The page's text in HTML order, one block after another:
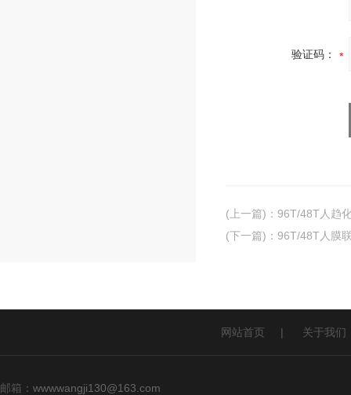
验证码：
(上一篇) ： 96T/48T人趋
(下一篇) ： 96T/48T人膜
网站首页 | 关于我们
邮箱： wwwwangji130@163.com